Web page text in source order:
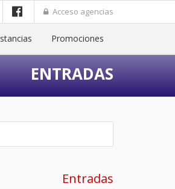
Acceso agencias
Promociones
ENTRADAS
Entradas